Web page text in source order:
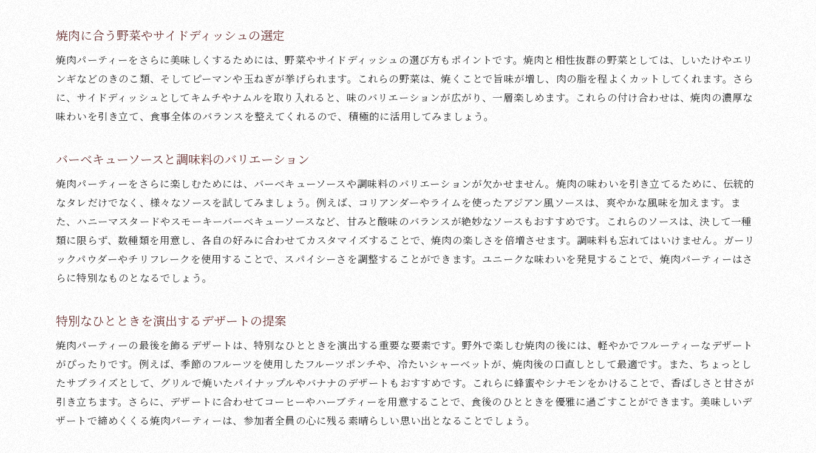
焼肉に合う野菜やサイドディッシュの選定
焼肉パーティーをさらに美味しくするためには、野菜やサイドディッシュの選び方もポイントです。焼肉と相性抜群の野菜としては、しいたけやエリ
ンギなどのきのこ類、そしてピーマンや玉ねぎが挙げられます。これらの野菜は、焼くことで旨味が増し、肉の脂を程よくカットしてくれます。さら
に、サイドディッシュとしてキムチやナムルを取り入れると、味のバリエーションが広がり、一層楽しめます。これらの付け合わせは、焼肉の濃厚な
味わいを引き立て、食事全体のバランスを整えてくれるので、積極的に活用してみましょう。
バーベキューソースと調味料のバリエーション
焼肉パーティーをさらに楽しむためには、バーベキューソースや調味料のバリエーションが欠かせません。焼肉の味わいを引き立てるために、伝統的
なタレだけでなく、様々なソースを試してみましょう。例えば、コリアンダーやライムを使ったアジアン風ソースは、爽やかな風味を加えます。ま
た、ハニーマスタードやスモーキーバーベキューソースなど、甘みと酸味のバランスが絶妙なソースもおすすめです。これらのソースは、決して一種
類に限らず、数種類を用意し、各自の好みに合わせてカスタマイズすることで、焼肉の楽しさを倍増させます。調味料も忘れてはいけません。ガーリ
ックパウダーやチリフレークを使用することで、スパイシーさを調整することができます。ユニークな味わいを発見することで、焼肉パーティーはさ
らに特別なものとなるでしょう。
特別なひとときを演出するデザートの提案
焼肉パーティーの最後を飾るデザートは、特別なひとときを演出する重要な要素です。野外で楽しむ焼肉の後には、軽やかでフルーティーなデザート
がぴったりです。例えば、季節のフルーツを使用したフルーツポンチや、冷たいシャーベットが、焼肉後の口直しとして最適です。また、ちょっとし
たサプライズとして、グリルで焼いたパイナップルやバナナのデザートもおすすめです。これらに蜂蜜やシナモンをかけることで、香ばしさと甘さが
引き立ちます。さらに、デザートに合わせてコーヒーやハーブティーを用意することで、食後のひとときを優雅に過ごすことができます。美味しいデ
ザートで締めくくる焼肉パーティーは、参加者全員の心に残る素晴らしい思い出となることでしょう。